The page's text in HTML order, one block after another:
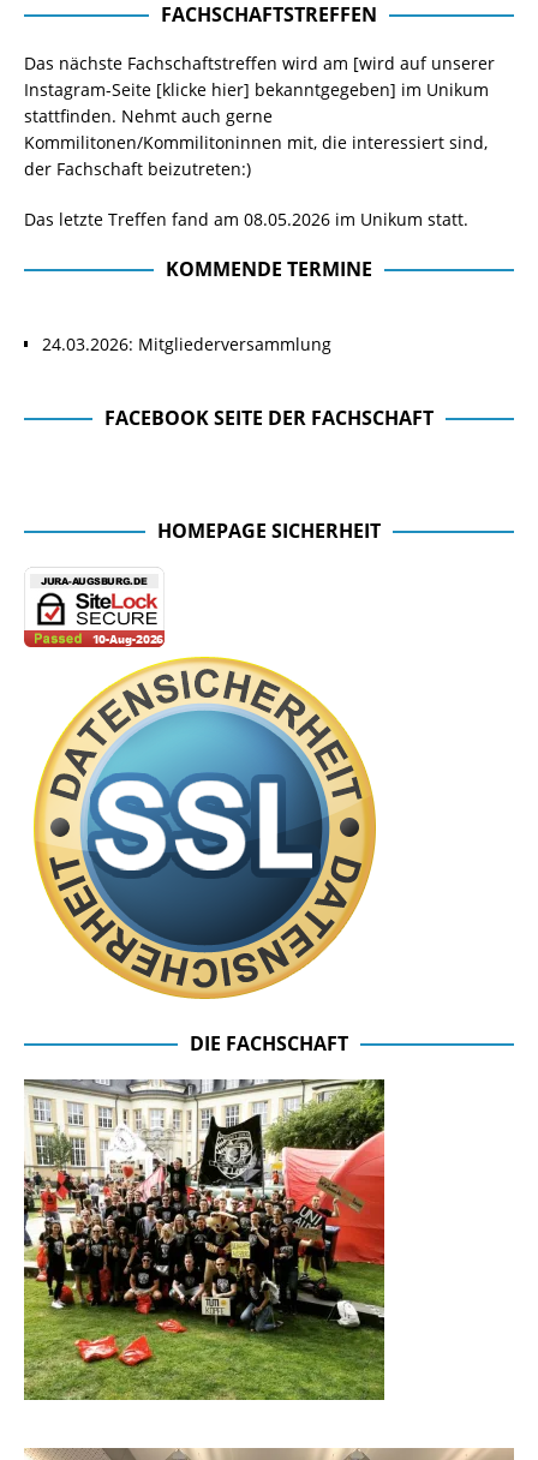
FACHSCHAFTSTREFFEN
Das nächste Fachschaftstreffen wird am [wird auf unserer
Instagram-Seite [klicke hier] bekanntgegeben] im Unikum
stattfinden. Nehmt auch gerne
Kommilitonen/Kommilitoninnen mit, die interessiert sind,
der Fachschaft beizutreten:)
Das letzte Treffen fand am 08.05.2026 im Unikum statt.
KOMMENDE TERMINE
24.03.2026: Mitgliederversammlung
FACEBOOK SEITE DER FACHSCHAFT
HOMEPAGE SICHERHEIT
DIE FACHSCHAFT